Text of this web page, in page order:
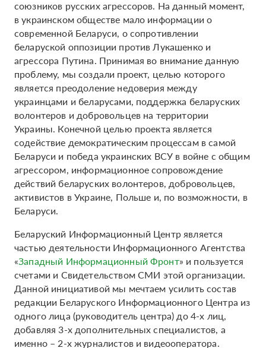
союзников русских агрессоров. На данный момент,
в украинском обществе мало информации о
современной Беларуси, о сопротивлении
беларуской оппозиции против Лукашенко и
агрессора Путина. Принимая во внимание данную
проблему, мы создали проект, целью которого
является преодоление недоверия между
украинцами и беларусами, поддержка беларуских
волонтеров и добровольцев на территории
Украины. Конечной целью проекта является
содействие демократическим процессам в самой
Беларуси и победа украинских ВСУ в войне с общим
агрессором, информационное сопровождение
действий беларуских волонтеров, добровольцев,
активистов в Украине, Польше и, по возможности, в
Беларуси.
Беларуский Информационный Центр является
частью деятельности Информационного Агентства
«Западный Информационный Фронт» и пользуется
счетами и Свидетельством СМИ этой организации.
Данной инициативой мы мечтаем усилить состав
редакции Беларуского Информационного Центра из
одного лица (руководитель центра) до 4-х лиц,
добавляя 3-х дополнительных специалистов, а
именно – 2-х журналистов и видеооператора.